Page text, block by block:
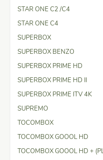
STAR ONE C2 /C4
STAR ONE C4
SUPERBOX
SUPERBOX BENZO
SUPERBOX PRIME HD
SUPERBOX PRIME HD II
SUPERBOX PRIME ITV 4K
SUPREMO
TOCOMBOX
TOCOMBOX GOOOL HD
TOCOMBOX GOOOL HD +